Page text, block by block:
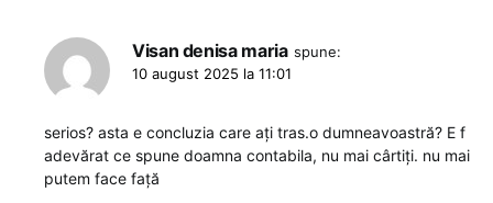
Visan denisa maria spune:
10 august 2025 la 11:01
serios? asta e concluzia care ați tras.o dumneavoastră? E f
adevărat ce spune doamna contabila, nu mai cârtiți. nu mai
putem face față